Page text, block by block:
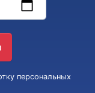
персональных